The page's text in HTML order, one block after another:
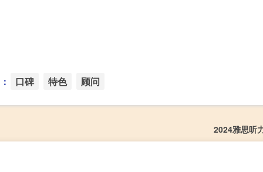
口碑 特色 顾问
2024雅思听